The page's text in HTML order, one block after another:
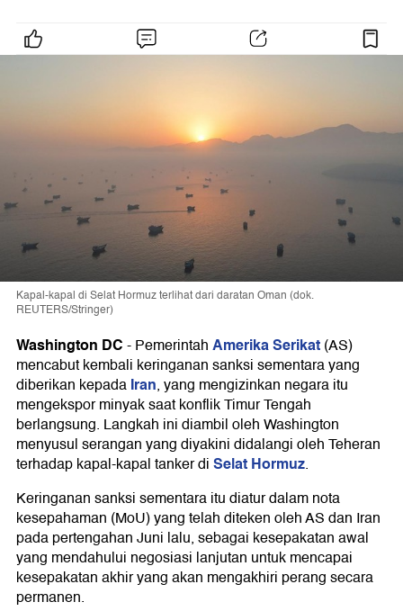
Kapal-kapal di Selat Hormuz terlihat dari daratan Oman (dok.
REUTERS/Stringer)
Washington DC-PemerintahAmerika Serikat(AS)
mencabut kembali keringanan sanksi sementara yang
diberikan kepadaIran, yang mengizinkan negara itu
mengekspor minyak saat konflik Timur Tengah
berlangsung. Langkah ini diambil oleh Washington
menyusul serangan yang diyakini didalangi oleh Teheran
terhadap kapal-kapal tanker diSelat Hormuz.
Keringanan sanksi sementara itu diatur dalam nota
kesepahaman (MoU) yang telah diteken oleh AS dan Iran
pada pertengahan Juni lalu, sebagai kesepakatan awal
yang mendahului negosiasi lanjutan untuk mencapai
kesepakatan akhir yang akan mengakhiri perang secara
permanen.